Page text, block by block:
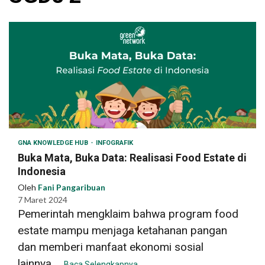
GNA KNOWLEDGE HUB INFOGRAFIK
Buka Mata, Buka Data: Realisasi Food Estate di
Indonesia
Oleh Fani Pangaribuan
7 Maret 2024
Pemerintah mengklaim bahwa program food
estate mampu menjaga ketahanan pangan
dan memberi manfaat ekonomi sosial